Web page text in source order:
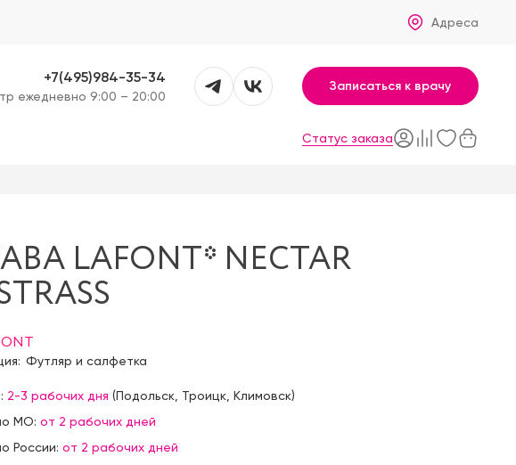
Адреса
+7(495)984-35-34
ежедневно 9:00 – 20:00
Записаться к врачу
Статус заказа
LAFONT* NECTAR
Футляр и салфетка
2-3 рабочих дня (Подольск, Троицк, Климовск)
МО: от 2 рабочих дней
России: от 2 рабочих дней